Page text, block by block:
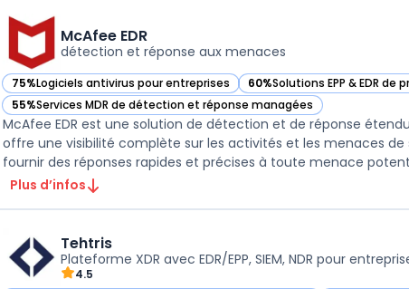
McAfee EDR
détection et réponse aux menaces
75%Logiciels antivirus pour entreprises
— voir McAfee EDR dans cette catégorie 60%Solutions EPP & EDR
— voir McAfee EDR dans
55%Services MDR de détection et réponse managées
— voir McAfee EDR dans cette catégorie
McAfee EDR est une solution de détection et de réponse
offre une visibilité complète sur les activités et les menaces
fournir des réponses rapides et précises à toute menace
Plus d’infos
Tehtris
Plateforme XDR avec EDR/EPP, SIEM, NDR pour
4.5